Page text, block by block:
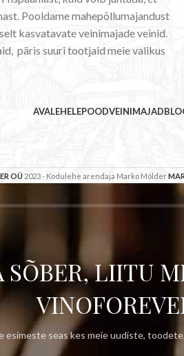
Pooldame mahepõllumajandust
kasvatavate veinimajade veinid.
päris suuri tootjaid meie valikus
AVALEHELEPOODVEINIMAJAD
OÜ 2023 - Kodulehe arendaja Marko Mölder
SÕBER, LIITU
esimeste seas kes meie uudiste,